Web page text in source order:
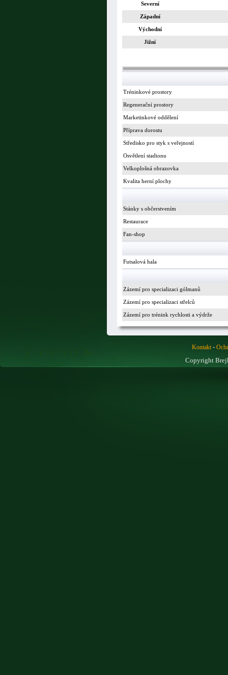
Severní
Západní
Východní
Jižní
Tréninkové prostory
Regenerační prostory
Marketinkové oddělení
Příprava dorostu
Středisko pro styk s veřejností
Osvětlení stadionu
Velkoplošná obrazovka
Kvalita herní plochy
Stánky s občerstvením
Restaurace
Fan-shop
Futsalová hala
Zázemí pro specializaci gólmanů
Zázemí pro specializaci střelců
Zázemí pro trénink rychlosti a výdrže
Kontakt-
Copyright